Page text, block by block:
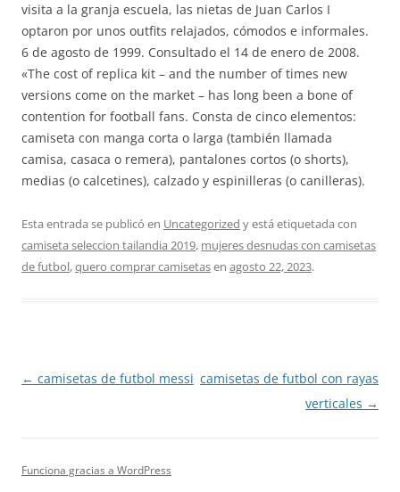
visita a la granja escuela, las nietas de Juan Carlos I
optaron por unos outfits relajados, cómodos e informales.
6 de agosto de 1999. Consultado el 14 de enero de 2008.
«The cost of replica kit – and the number of times new
versions come on the market – has long been a bone of
contention for football fans. Consta de cinco elementos:
camiseta con manga corta o larga (también llamada
camisa, casaca o remera), pantalones cortos (o shorts),
medias (o calcetines), calzado y espinilleras (o canilleras).
Esta entrada se publicó en Uncategorized y está etiquetada con
camiseta seleccion tailandia 2019, mujeres desnudas con camisetas
de futbol,quero comprar camisetasen agosto 22, 2023.
Navegación
← camisetas de futbol messi camisetas de futbol con rayas
verticales →
Funciona gracias a WordPress